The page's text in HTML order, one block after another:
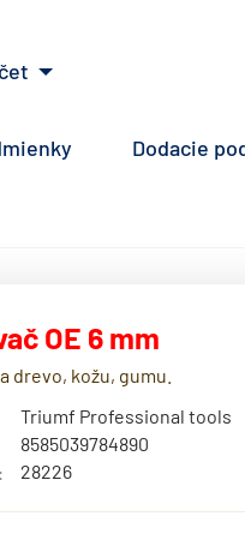
Dodacie
OE 6 mm
drevo, kožu, gumu.
Triumf Professional tools
8585039784890
28226